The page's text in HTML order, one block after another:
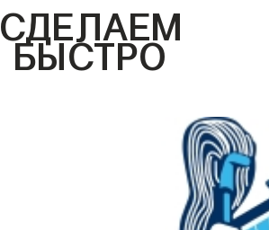
СДЕЛАЕМ
БЫСТРО